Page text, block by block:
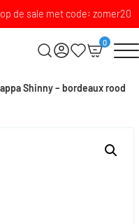
de sale met code: zomer20
0
Shinny – bordeaux rood